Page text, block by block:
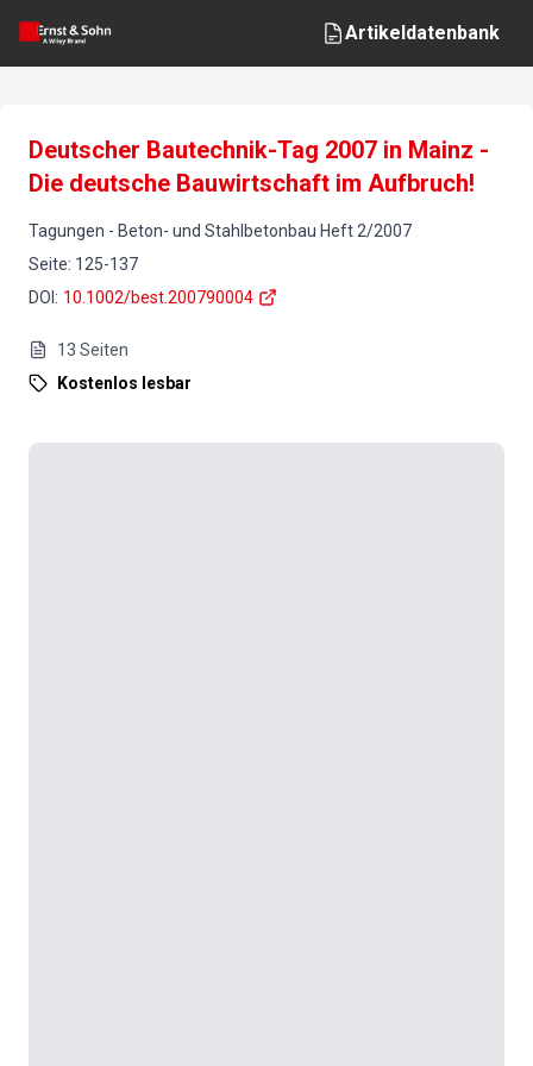
Artikeldatenbank
Deutscher Bautechnik-Tag 2007 in Mainz -
Die deutsche Bauwirtschaft im Aufbruch!
Tagungen - Beton- und Stahlbetonbau Heft 2/2007
Seite: 125-137
DOI : 10.1002/best.200790004
13 Seiten
Kostenlos lesbar